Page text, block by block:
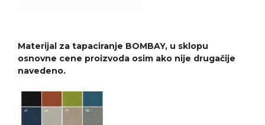
Materijal za tapaciranje BOMBAY, u sklopu
osnovne cene proizvoda osim ako nije drugačije
navedeno.